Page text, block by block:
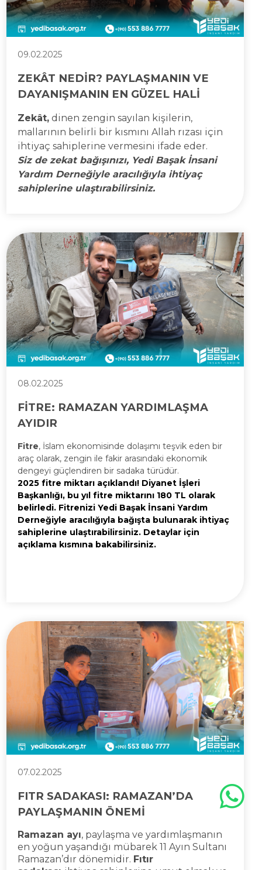
09.02.2025
ZEKÂT NEDİR? PAYLAŞMANIN VE
DAYANIŞMANIN EN GÜZEL HALİ
Zekât, dinen zengin sayılan kişilerin,
mallarının belirli bir kısmını Allah rızası için
ihtiyaç sahiplerine vermesini ifade eder.
Siz de zekat bağışınızı, Yedi Başak İnsani
Yardım Derneğiyle aracılığıyla ihtiyaç
sahiplerine ulaştırabilirsiniz.
08.02.2025
FİTRE: RAMAZAN YARDIMLAŞMA
AYIDIR
Fitre, İslam ekonomisinde dolaşımı teşvik eden bir
araç olarak, zengin ile fakir arasındaki ekonomik
dengeyi güçlendiren bir sadaka türüdür.
2025 fitre miktarı açıklandı! Diyanet İşleri
Başkanlığı, bu yıl fitre miktarını 180 TL olarak
belirledi. Fitrenizi Yedi Başak İnsani Yardım
Derneğiyle aracılığıyla bağışta bulunarak ihtiyaç
sahiplerine ulaştırabilirsiniz. Detaylar için
açıklama kısmına bakabilirsiniz.
07.02.2025
FITR SADAKASI: RAMAZAN’DA
PAYLAŞMANIN ÖNEMİ
Ramazan ayı, paylaşma ve yardımlaşmanın
en yoğun yaşandığı mübarek 11 Ayın Sultanı
Ramazan’dır dönemidir. Fıtır